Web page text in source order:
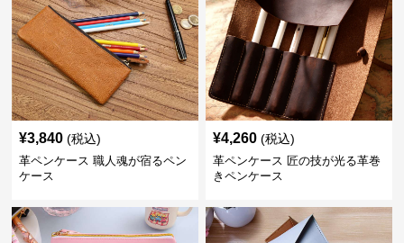
¥3,840 (税込)
革ペンケース 職人魂が宿るペン
ケース
¥4,260 (税込)
革ペンケース 匠の技が光る革巻
きペンケース